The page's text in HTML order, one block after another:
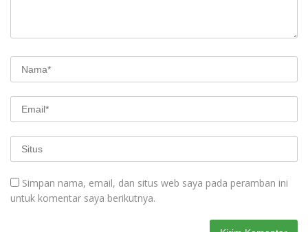
Simpan nama, email, dan situs web saya pada peramban ini
untuk komentar saya berikutnya.